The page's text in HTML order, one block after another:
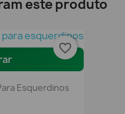
este produto
Esquerdinos
favorite_border